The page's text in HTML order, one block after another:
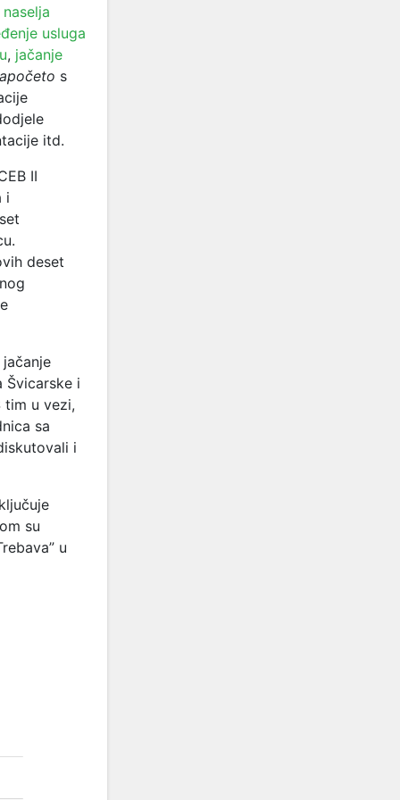
usluga
, jačanje
s
itd.
II
i
deset
Švicarske i
tim u vezi,
sa
i
su
u